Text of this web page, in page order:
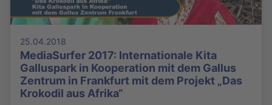
25.04.2018
MediaSurfer 2017: Internationale Kita
Galluspark in Kooperation mit dem Gallus
Zentrum in Frankfurt mit dem Projekt „Das
Krokodil aus Afrika“